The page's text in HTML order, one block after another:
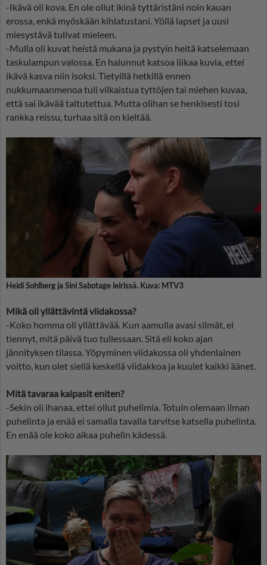
-Ikävä oli kova. En ole ollut ikinä tyttäristäni noin kauan
erossa, enkä myöskään kihlatustani. Yöllä lapset ja uusi
miesystävä tulivat mieleen.
-Mulla oli kuvat heistä mukana ja pystyin heitä katselemaan
taskulampun valossa. En halunnut katsoa liikaa kuvia, ettei
ikävä kasva niin isoksi. Tietyillä hetkillä ennen
nukkumaanmenoa tuli vilkaistua tyttöjen tai miehen kuvaa,
että sai ikävää taltutettua. Mutta olihan se henkisesti tosi
rankka reissu, turhaa sitä on kieltää.
Heidi Sohlberg ja Sini Sabotage leirissä. Kuva: MTV3
Mikä oli yllättävintä viidakossa?
-Koko homma oli yllättävää. Kun aamulla avasi silmät, ei
tiennyt, mitä päivä tuo tullessaan. Sitä eli koko ajan
jännityksen tilassa. Yöpyminen viidakossa oli yhdenlainen
voitto, kun olet siellä keskellä viidakkoa ja kuulet kaikki äänet.
Mitä tavaraa kaipasit eniten?
-Sekin oli ihanaa, ettei ollut puhelimia. Totuin olemaan ilman
puhelinta ja enää ei samalla tavalla tarvitse katsella puhelinta.
En enää ole koko aikaa puhelin kädessä.